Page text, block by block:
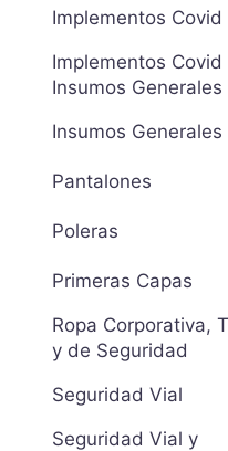
Implementos Covid
Implementos Covid
Insumos Generales
Insumos Generales
Pantalones
Poleras
Primeras Capas
Ropa Corporativa,
y de Seguridad
Seguridad Vial
Seguridad Vial y